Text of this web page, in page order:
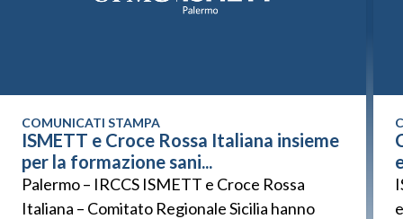
COMUNICATI STAMPA
ISMETT e Croce Rossa Italiana insieme
per la formazione sani...
Palermo – IRCCS ISMETT e Croce Rossa
Italiana – Comitato Regionale Sicilia hanno